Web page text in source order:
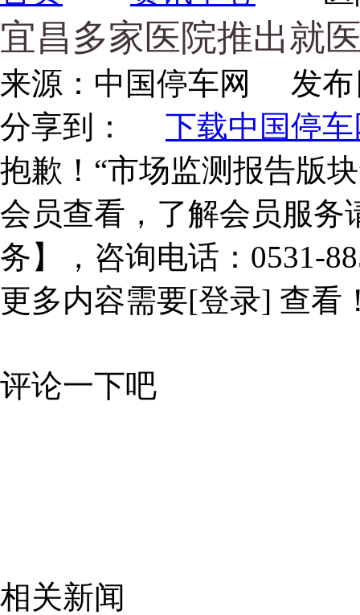
宜昌多家医院推出就
来源： 中国停车网
发布
分享到：
下载中国停车
抱歉！“市场监测报告版
会员查看，了解会员服务
务】，咨询电话：0531-
更多内容需要[登录] 查看
评论一下吧
相关新闻